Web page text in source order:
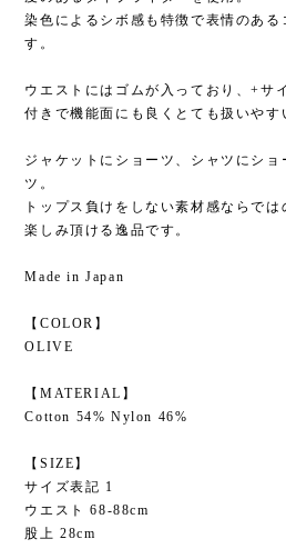
染色によるシボ感も特徴で表情のあ
す。
ウエストにはゴムが入っており、+サ
付きで機能面にも良くとても扱いやす
ジャケットにショーツ、シャツにシ
ツ。
トップス負けをしない素材感ならで
楽しみ頂ける逸品です。
Made in Japan
【COLOR】
OLIVE
【MATERIAL】
Cotton 54% Nylon 46%
【SIZE】
サイズ表記 1
ウエスト 68-88cm
股上 28cm